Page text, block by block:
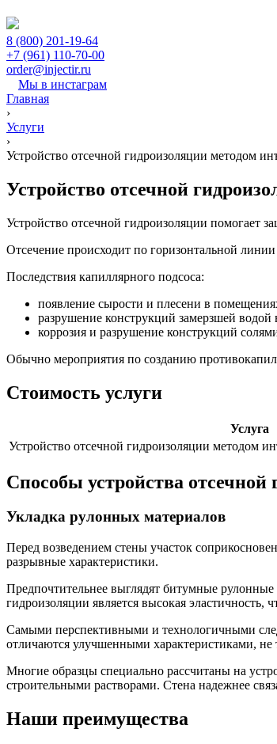
8 (800) 201-19-64
+7 (961) 110-70-00
order@injectir.ru
Мы в инстаграм
Главная
›
Услуги
›
Устройство отсечной гидроизоляции методом
Устройство отсечной
Устройство отсечной гидроизоляции помогает
Отсечение происходит по горизонтальной
Последствия капиллярного подсоса:
появление сырости и плесени в
разрушение конструкций замерзшей водой
коррозия и разрушение конструкций
Обычно мероприятия по созданию
Стоимость услуги
Услуга
Устройство отсечной гидроизоляции методом
Способы устройства отсечной
Укладка рулонных материалов
Перед возведением стены участок
разрывные характеристики.
Предпочтительнее выглядят битумные
гидроизоляции является высокая
Самыми перспективными и технологичными
отличаются улучшенными характеристиками, не
Многие образцы специально рассчитаны на
строительными растворами. Стена надежнее
Наши преимущества